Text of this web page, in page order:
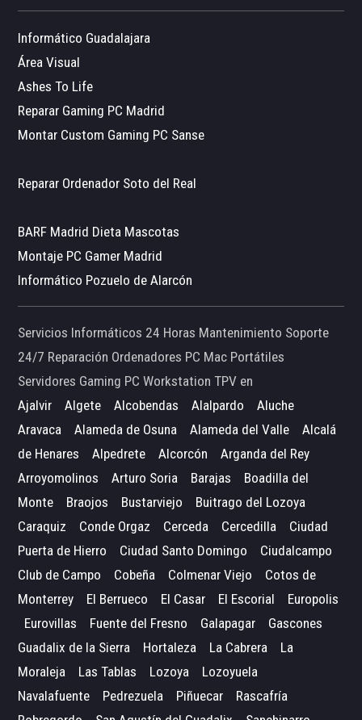
Informático Guadalajara
Área Visual
Ashes To Life
Reparar Gaming PC Madrid
Montar Custom Gaming PC Sanse
Reparar Ordenador Soto del Real
BARF Madrid Dieta Mascotas
Montaje PC Gamer Madrid
Informático Pozuelo de Alarcón
Servicios Informáticos 24 Horas Mantenimiento Soporte
24/7 Reparación Ordenadores PC Mac Portátiles
Servidores Gaming PC Workstation TPV en
Ajalvir
Algete Alcobendas Alalpardo
Aluche
Aravaca
Alameda de Osuna Alameda del Valle
Alcalá
de Henares
Alpedrete Alcorcón
Arganda del Rey
Arroyomolinos
Arturo Soria Barajas
Boadilla del
Monte
Braojos Bustarviejo
Buitrago del Lozoya
Caraquiz
Conde Orgaz Cerceda Cercedilla
Ciudad
Puerta de Hierro
Ciudad Santo Domingo
Ciudalcampo
Club de Campo
Cobeña Colmenar Viejo
Cotos de
Monterrey
El Berrueco El Casar El Escorial
Europolis
Eurovillas
Fuente del Fresno Galapagar
Gascones
Guadalix de la Sierra
Hortaleza La Cabrera
La
Moraleja
Las Tablas Lozoya
Lozoyuela
Navalafuente
Pedrezuela Piñuecar
Rascafría